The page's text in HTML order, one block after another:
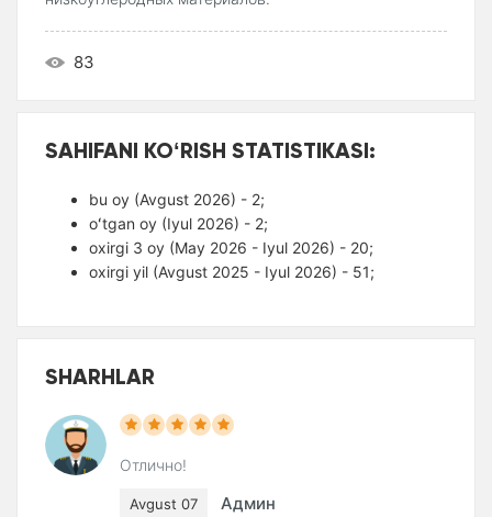
83
SAHIFANI KOʻRISH STATISTIKASI:
bu oy (Avgust 2026) - 2;
oʻtgan oy (Iyul 2026) - 2;
oxirgi 3 oy (May 2026 - Iyul 2026) - 20;
oxirgi yil (Avgust 2025 - Iyul 2026) - 51;
SHARHLAR
Отлично!
Avgust 07 Админ